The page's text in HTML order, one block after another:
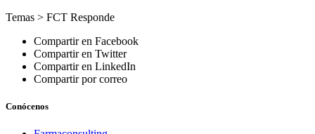
Temas > FCT Responde
Compartir en Facebook
Compartir en Twitter
Compartir en LinkedIn
Compartir por correo
Conócenos